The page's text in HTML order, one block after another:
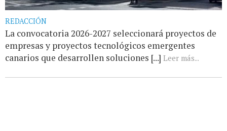
REDACCIÓN
La convocatoria 2026-2027 seleccionará proyectos de
empresas y proyectos tecnológicos emergentes
canarios que desarrollen soluciones [...] Leer más...